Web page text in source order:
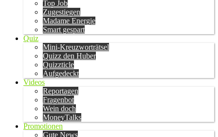
Top Job
Zugestiegen
Madame Energie
Smart gespart
Quiz
Mini-Kreuzworträtsel
Quizz den Huber
Quizzticle
Aufgedeckt
Videos
Reportagen
Fragenbot
Wein doch
MoneyTalks
Promotionen
Gute News